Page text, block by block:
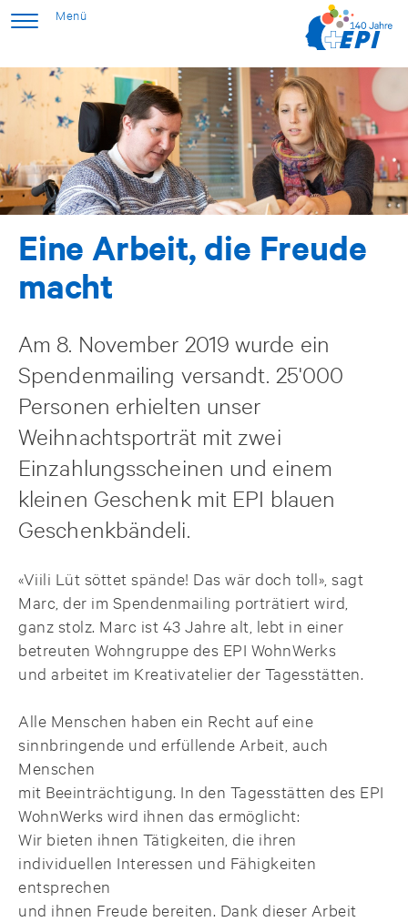
Eine Arbeit, die Freude
macht
Am 8. November 2019 wurde ein
Spendenmailing versandt. 25'000
Personen erhielten unser
Weihnachtsporträt mit zwei
Einzahlungsscheinen und einem
kleinen Geschenk mit EPI blauen
Geschenkbändeli.
«Viili Lüt söttet spände! Das wär doch toll», sagt
Marc, der im Spendenmailing porträtiert wird,
ganz stolz. Marc ist 43 Jahre alt, lebt in einer
betreuten Wohngruppe des EPI WohnWerks
und arbeitet im Kreativatelier der Tagesstätten.
Alle Menschen haben ein Recht auf eine
sinnbringende und erfüllende Arbeit, auch
Menschen
mit Beeinträchtigung. In den Tagesstätten des EPI
WohnWerks wird ihnen das ermöglicht:
Wir bieten ihnen Tätigkeiten, die ihren
individuellen Interessen und Fähigkeiten
entsprechen
und ihnen Freude bereiten. Dank dieser Arbeit